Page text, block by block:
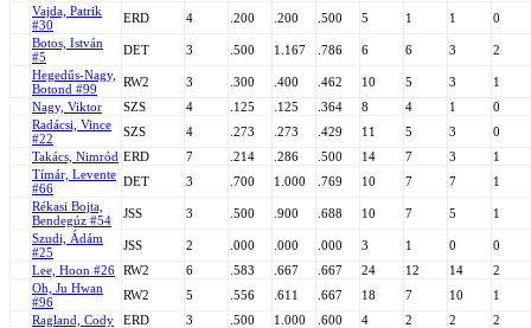
Vajda, Patrik
#30
ERD 4 .200 .200 .500 5 1 1
0
Botos, István
#5
DET 3 .500 1.167 .786 6 6 3
2
Hegedűs-Nagy,
Botond #99
RW2 3 .300 .400 .462 10 5 3
1
Nagy, Viktor
SZS 4 .125 .125 .364 8 4 1
0
Radácsi, Vince
#22
SZS 4 .273 .273 .429 11 5 3
0
Takács, Nimród ERD 7 .214 .286 .500 14 7 3
1
Tímár, Levente
#66
DET 3 .700 1.000 .769 10 7 7
1
Rékasi Bojta,
Bendegúz #54
JSS 3 .500 .900 .688 10 7 5
1
Szudi, Ádám
#25
JSS 2 .000 .000 .000 3 1 0
0
Lee, Hoon #26 RW2 6 .583 .667 .667 24 12 14
2
Oh, Ju Hwan
#96
RW2 5 .556 .611 .667 18 7 10
1
Ragland, Cody
ERD 3 .500 1.000 .600 4 2 2
2